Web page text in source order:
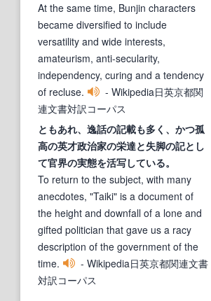
At the same time, Bunjin characters
became diversified to include
versatility and wide interests,
amateurism, anti-secularity,
independency, curing and a tendency
of recluse.
- Wikipedia日英京都関
連文書対訳コーパス
ともあれ、逸話の記載も多く、かつ孤
高の英才政治家の栄達と失脚の記とし
て官界の実態を活写している。
To return to the subject, with many
anecdotes, "Taiki" is a document of
the height and downfall of a lone and
gifted politician that gave us a racy
description of the government of the
time.
- Wikipedia日英京都関連文書
対訳コーパス